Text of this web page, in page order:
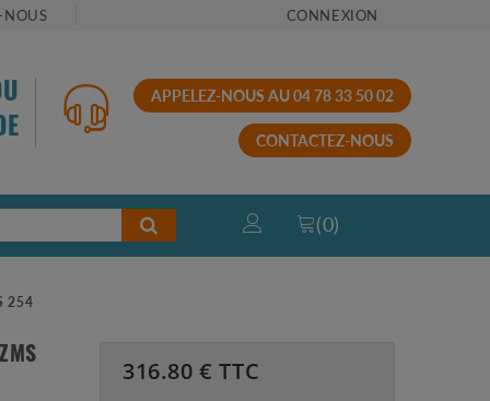
CONNEXION
APPELEZ-NOUS AU 04 78 33 50 02
CONTACTEZ-NOUS
(0)
254
316.80 € TTC